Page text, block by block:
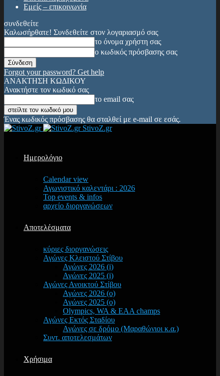
Εμείς – επικοινωνία
συνδεθείτε
Καλωσήρθατε! Συνδεθείτε στον λογαριασμό σας
το όνομα χρήστη σας
ο κωδικός πρόσβασης σας
Forgot your password? Get help
ΑΝΑΚΤΗΣΗ ΚΩΔΙΚΟΥ
Ανακτήστε τον κωδικό σας
το email σας
Ένας κωδικός πρόσβασης θα σταλθεί με e-mail σε εσάς.
StivoZ.gr
Ημερολόγιο
Calendar view
Αγωνιστικό καλεντάρι : 2026
Top events & infos
αρχείο διοργανώσεων
Αποτελέσματα
κύριες διοργανώσεις
Αγώνες Κλειστού Στίβου
Αγώνες 2026 (i)
Αγώνες 2025 (i)
Αγώνες Ανοικτού Στίβου
Αγώνες 2026 (o)
Αγώνες 2025 (o)
Olympics, WA & EAA champs
Αγώνες Εκτός Σταδίου
Αγώνες σε δρόμο (Μαραθώνιοι κ.α.)
Συντ. αποτελεσμάτων
Χρήσιμα